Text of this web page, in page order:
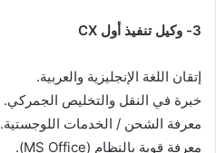
3- وكيل تنفيذ أول CX
إتقان اللغة الإنجليزية والعربية.
خبرة في النقل والتخليص الجمركي.
معرفة الشحن / الخدمات اللوجستية.
معرفة قوية بالنظام (MS Office).